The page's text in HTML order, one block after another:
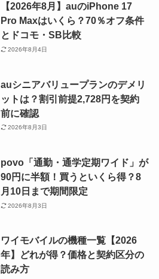
【2026年8月】auのiPhone 17
Pro Maxはいくら？70％オフ条件
とドコモ・SB比較
2026年8月4日
auシニアバリュープランのデメリ
ットは？割引前提2,728円を契約
前に確認
2026年8月3日
povo「通勤・通学定期ワイド」が
90円に半額！買うといくら得？8
月10日まで期間限定
2026年8月3日
ワイモバイルの機種一覧【2026
年】どれが得？価格と契約区分の
読み方